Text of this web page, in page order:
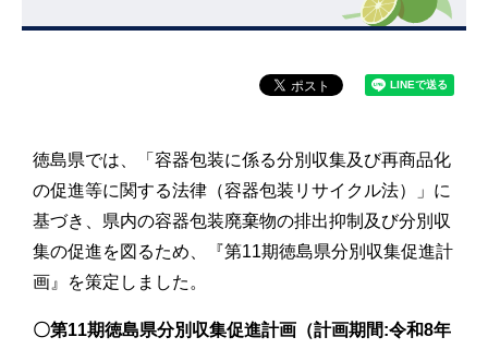
徳島県では、「容器包装に係る分別収集及び再商品化
の促進等に関する法律（容器包装リサイクル法）」に
基づき、県内の容器包装廃棄物の排出抑制及び分別収
集の促進を図るため、『第11期徳島県分別収集促進計
画』を策定しました。
〇第11期徳島県分別収集促進計画（計画期間:令和8年